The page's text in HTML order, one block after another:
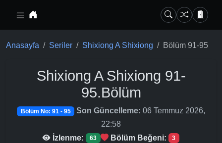
Anasayfa Seriler Shixiong A Shixiong Bölüm 91-95
Shixiong A Shixiong 91-
95.Bölüm
Bölüm No: 91 - 95 Son Güncelleme: 06 Temmuz 2026,
22:58
İzlenme:
63 Bölüm Beğeni: 3